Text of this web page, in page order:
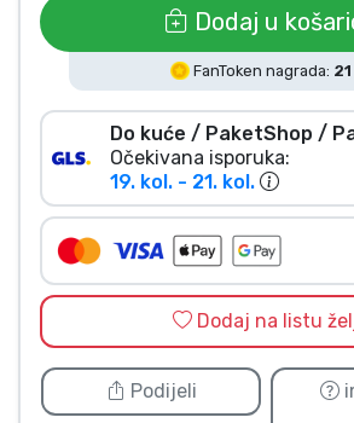
Dodaj u
FanToken nagrada: 21
Do kuće / PaketShop /
Očekivana isporuka:
19. kol. - 21. kol.
Dodaj na listu
Podijeli
Marke